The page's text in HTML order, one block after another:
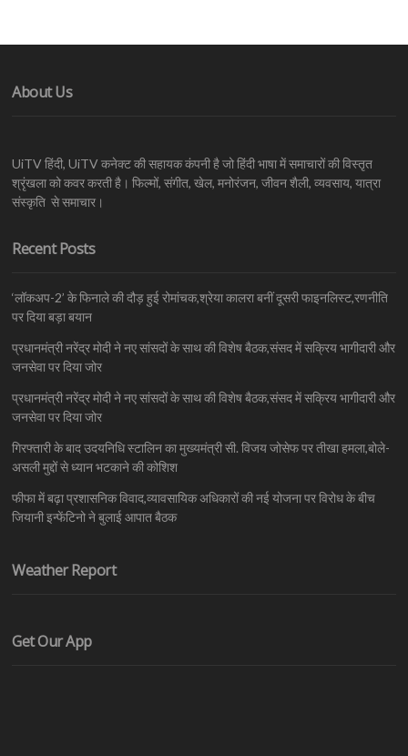
About Us
UiTV हिंदी, UiTV कनेक्ट की सहायक कंपनी है जो हिंदी भाषा में समाचारों की विस्तृत
श्रृंखला को कवर करती है। फिल्मों, संगीत, खेल, मनोरंजन, जीवन शैली, व्यवसाय, यात्रा
संस्कृति से समाचार।
Recent Posts
‘लॉकअप-2’ के फिनाले की दौड़ हुई रोमांचक,श्रेया कालरा बनीं दूसरी फाइनलिस्ट,रणनीति
पर दिया बड़ा बयान
प्रधानमंत्री नरेंद्र मोदी ने नए सांसदों के साथ की विशेष बैठक,संसद में सक्रिय भागीदारी और
जनसेवा पर दिया जोर
प्रधानमंत्री नरेंद्र मोदी ने नए सांसदों के साथ की विशेष बैठक,संसद में सक्रिय भागीदारी और
जनसेवा पर दिया जोर
गिरफ्तारी के बाद उदयनिधि स्टालिन का मुख्यमंत्री सी. विजय जोसेफ पर तीखा हमला,बोले-
असली मुद्दों से ध्यान भटकाने की कोशिश
फीफा में बढ़ा प्रशासनिक विवाद,व्यावसायिक अधिकारों की नई योजना पर विरोध के बीच
जियानी इन्फेंटिनो ने बुलाई आपात बैठक
Weather Report
Get Our App